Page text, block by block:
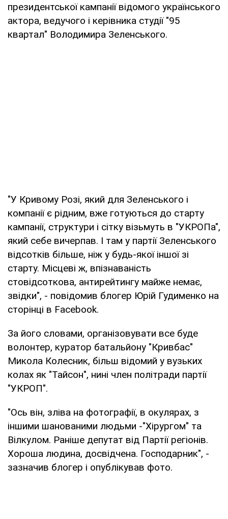
президентської кампанії відомого українського
актора, ведучого і керівника студії "95
квартал" Володимира Зеленського.
"У Кривому Розі, який для Зеленського і
компанії є рідним, вже готуються до старту
кампанії, структури і сітку візьмуть в "УКРОПа",
який себе вичерпав. І там у партії Зеленського
відсотків більше, ніж у будь-якої іншої зі
старту. Місцеві ж, впізнаваність
стовідсоткова, антирейтингу майже немає,
звідки", - повідомив блогер Юрій Гудименко на
сторінці в Facebook.
За його словами, організовувати все буде
волонтер, куратор батальйону "Кривбас"
Микола Колесник, більш відомий у вузьких
колах як "Тайсон", нині член політради партії
"УКРОП".
"Ось він, зліва на фотографії, в окулярах, з
іншими шанованими людьми -"Хірургом" та
Вілкулом. Раніше депутат від Партії регіонів.
Хороша людина, досвідчена. Господарник", -
зазначив блогер і опублікував фото.